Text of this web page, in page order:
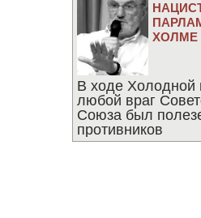
ХОЛМЕ
В ходе Холодной
любой враг
Союза был
противников